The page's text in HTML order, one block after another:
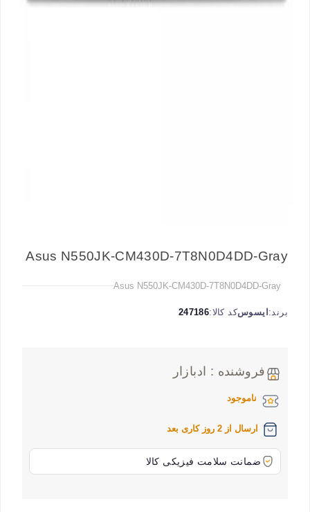
Asus N550JK-CM430D-7T8N0D4DD-Gray
Asus N550JK-CM430D-7T8N0D4DD-Gray
برند: ایسوسکد کالا:247186
فروشنده : ادبازار
ناموجود
ارسال از 2 روز کاری بعد
ضمانت سلامت فیزیکی کالا